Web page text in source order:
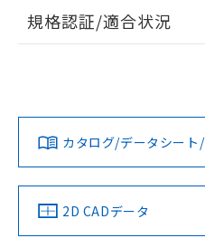
ログイン
ダウンロードデータをご利用
みください。
ソフトウェアの使用条件
EU RoHS 注意事項・凡例
対応済み
中国 RoHS 注意事項・凡例
規格認証/適合状況
カタログ/データシート
2D CADデータ